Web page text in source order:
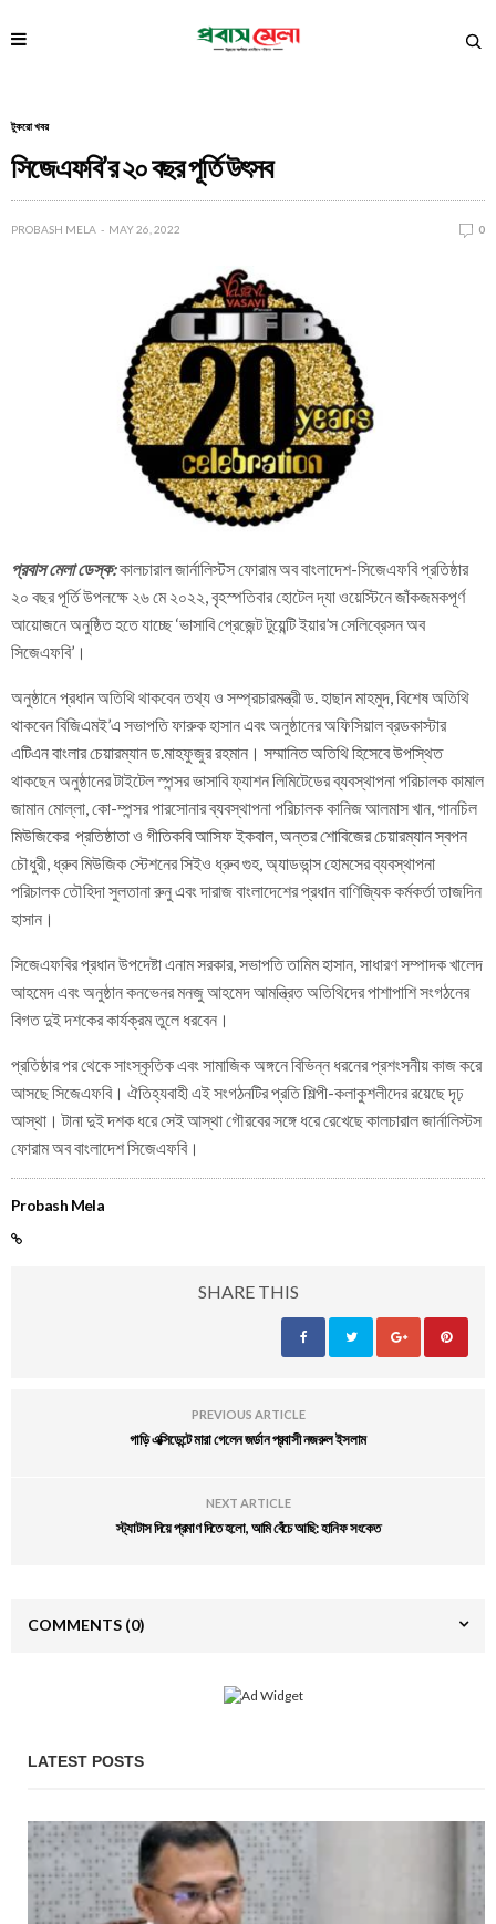
টুকরো খবর
সিজেএফবি’র ২০ বছর পূর্তি উৎসব
PROBASH MELA MAY 26, 2022 0
প্রবাস মেলা ডেস্ক:কালচারাল জার্নালিস্টস ফোরাম অব বাংলাদেশ-সিজেএফবি প্রতিষ্ঠার
২০ বছর পূর্তি উপলক্ষে ২৬ মে ২০২২, বৃহস্পতিবার হোটেল দ্যা ওয়েস্টিনে জাঁকজমকপূর্ণ
আয়োজনে অনুষ্ঠিত হতে যাচ্ছে ‘ভাসাবি প্রেজেন্ট টুয়েন্টি ইয়ার’স সেলিব্রেসন অব
সিজেএফবি’।
অনুষ্ঠানে প্রধান অতিথি থাকবেন তথ্য ও সম্প্রচারমন্ত্রী ড. হাছান মাহমুদ, বিশেষ অতিথি
থাকবেন বিজিএমই’এ সভাপতি ফারুক হাসান এবং অনুষ্ঠানের অফিসিয়াল ব্রডকাস্টার
এটিএন বাংলার চেয়ারম্যান ড.মাহফুজুর রহমান। সম্মানিত অতিথি হিসেবে উপস্থিত
থাকছেন অনুষ্ঠানের টাইটেল স্পন্সর ভাসাবি ফ্যাশন লিমিটেডের ব্যবস্থাপনা পরিচালক কামাল
জামান মোল্লা, কো-ম্পন্সর পারসোনার ব্যবস্থাপনা পরিচালক কানিজ আলমাস খান, গানচিল
মিউজিকের প্রতিষ্ঠাতা ও গীতিকবি আসিফ ইকবাল, অন্তর শোবিজের চেয়ারম্যান স্বপন
চৌধুরী, ধ্রুব মিউজিক স্টেশনের সিইও ধ্রুব গুহ, অ্যাডভান্স হোমসের ব্যবস্থাপনা
পরিচালক তৌহিদা সুলতানা রুনু এবং দারাজ বাংলাদেশের প্রধান বাণিজ্যিক কর্মকর্তা তাজদিন
হাসান।
সিজেএফবির প্রধান উপদেষ্টা এনাম সরকার, সভাপতি তামিম হাসান, সাধারণ সম্পাদক খালেদ
আহমেদ এবং অনুষ্ঠান কনভেনর মনজু আহমেদ আমন্ত্রিত অতিথিদের পাশাপাশি সংগঠনের
বিগত দুই দশকের কার্যক্রম তুলে ধরবেন।
প্রতিষ্ঠার পর থেকে সাংস্কৃতিক এবং সামাজিক অঙ্গনে বিভিন্ন ধরনের প্রশংসনীয় কাজ করে
আসছে সিজেএফবি। ঐতিহ্যবাহী এই সংগঠনটির প্রতি শিল্পী-কলাকুশলীদের রয়েছে দৃঢ়
আস্থা। টানা দুই দশক ধরে সেই আস্থা গৌরবের সঙ্গে ধরে রেখেছে কালচারাল জার্নালিস্টস
ফোরাম অব বাংলাদেশ সিজেএফবি।
Probash Mela
SHARE THIS
PREVIOUS ARTICLE
গাড়ি এক্সিডেন্টে মারা গেলেন জর্ডান প্রবাসী নজরুল ইসলাম
NEXT ARTICLE
স্ট্যাটাস দিয়ে প্রমাণ দিতে হলো, আমি বেঁচে আছি: হানিফ সংকেত
COMMENTS (0)
LATEST POSTS